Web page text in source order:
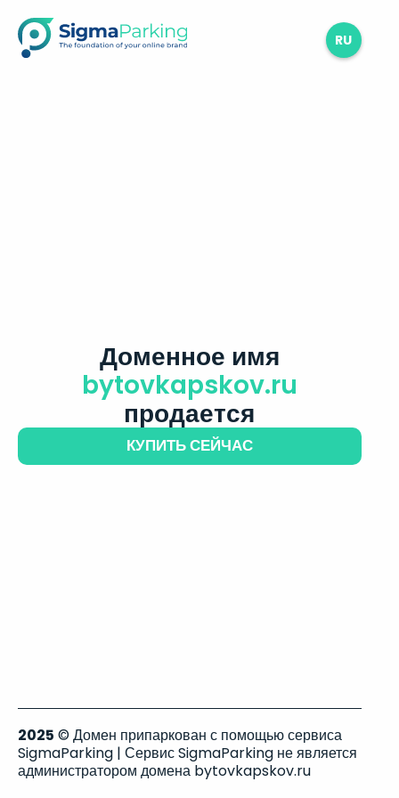
RU
Доменное имя
bytovkapskov.ru
продается
КУПИТЬ СЕЙЧАС
2025 © Домен припаркован с помощью сервиса
SigmaParking | Сервис SigmaParking не является
администратором домена bytovkapskov.ru